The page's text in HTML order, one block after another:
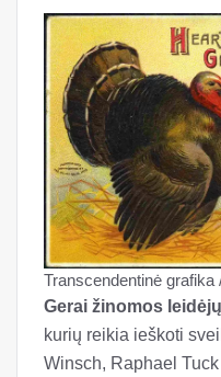
Transcendentinė grafika
Gerai žinomos
kurių reikia ieškoti
Winsch, Raphael